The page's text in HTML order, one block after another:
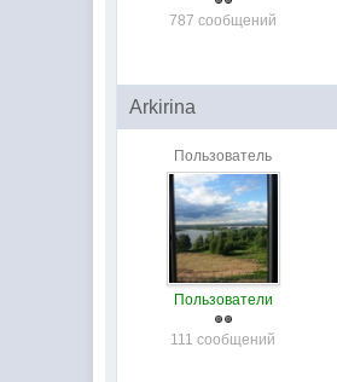
787 сообщений
Arkirina
Пользователь
Пользователи
111 сообщений